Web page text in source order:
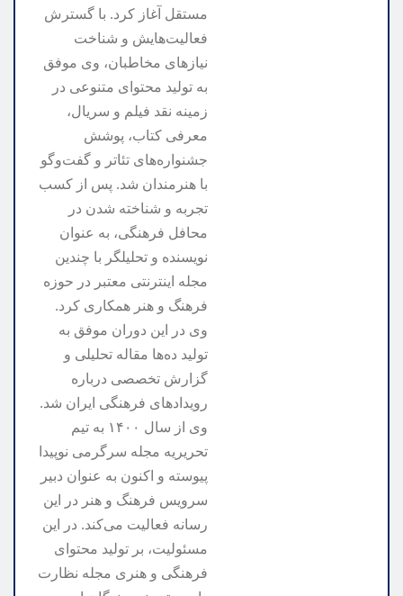
مستقل آغاز کرد. با گسترش
فعالیت‌هایش و شناخت
نیازهای مخاطبان، وی موفق
به تولید محتوای متنوعی در
زمینه نقد فیلم و سریال،
معرفی کتاب، پوشش
جشنواره‌های تئاتر و گفت‌وگو
با هنرمندان شد. پس از کسب
تجربه و شناخته شدن در
محافل فرهنگی، به عنوان
نویسنده و تحلیلگر با چندین
مجله اینترنتی معتبر در حوزه
فرهنگ و هنر همکاری کرد.
وی در این دوران موفق به
تولید ده‌ها مقاله تحلیلی و
گزارش تخصصی درباره
رویدادهای فرهنگی ایران شد.
وی از سال ۱۴۰۰ به تیم
تحریریه مجله سرگرمی نوپیدا
پیوسته و اکنون به عنوان دبیر
سرویس فرهنگ و هنر در این
رسانه فعالیت می‌کند. در این
مسئولیت، بر تولید محتوای
فرهنگی و هنری مجله نظارت